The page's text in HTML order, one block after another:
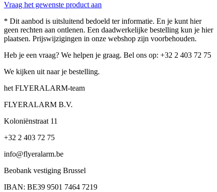
Vraag het gewenste product aan
* Dit aanbod is uitsluitend bedoeld ter informatie. En je kunt hier
geen rechten aan ontlenen. Een daadwerkelijke bestelling kun je hier
plaatsen. Prijswijzigingen in onze webshop zijn voorbehouden.
Heb je een vraag? We helpen je graag. Bel ons op: +32 2 403 72 75
We kijken uit naar je bestelling.
het FLYERALARM-team
FLYERALARM B.V.
Koloniënstraat 11
+32 2 403 72 75
info@flyeralarm.be
Beobank vestiging Brussel
IBAN: BE39 9501 7464 7219